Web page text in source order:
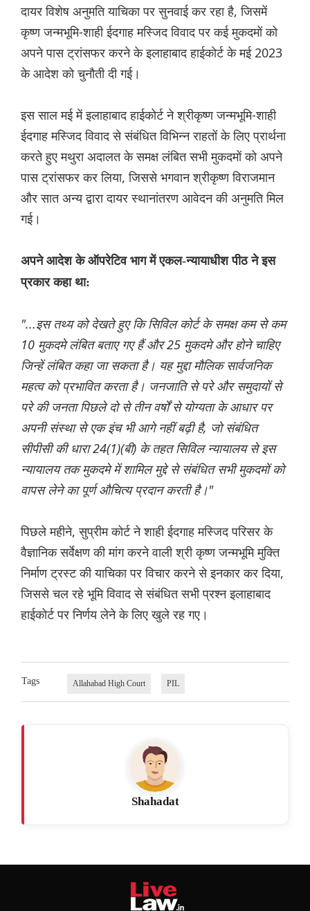
दायर विशेष अनुमति याचिका पर सुनवाई कर रहा है, जिसमें
कृष्ण जन्मभूमि-शाही ईदगाह मस्जिद विवाद पर कई मुकदमों को
अपने पास ट्रांसफर करने के इलाहाबाद हाईकोर्ट के मई 2023
के आदेश को चुनौती दी गई।
इस साल मई में इलाहाबाद हाईकोर्ट ने श्रीकृष्ण जन्मभूमि-शाही
ईदगाह मस्जिद विवाद से संबंधित विभिन्न राहतों के लिए प्रार्थना
करते हुए मथुरा अदालत के समक्ष लंबित सभी मुकदमों को अपने
पास ट्रांसफर कर लिया, जिससे भगवान श्रीकृष्ण विराजमान
और सात अन्य द्वारा दायर स्थानांतरण आवेदन की अनुमति मिल
गई।
अपने आदेश के ऑपरेटिव भाग में एकल-न्यायाधीश पीठ ने इस
प्रकार कहा था:
"...इस तथ्य को देखते हुए कि सिविल कोर्ट के समक्ष कम से कम
10 मुकदमे लंबित बताए गए हैं और 25 मुकदमे और होने चाहिए
जिन्हें लंबित कहा जा सकता है। यह मुद्दा मौलिक सार्वजनिक
महत्व को प्रभावित करता है। जनजाति से परे और समुदायों से
परे की जनता पिछले दो से तीन वर्षों से योग्यता के आधार पर
अपनी संस्था से एक इंच भी आगे नहीं बढ़ी है, जो संबंधित
सीपीसी की धारा 24(1)(बी) के तहत सिविल न्यायालय से इस
न्यायालय तक मुकदमे में शामिल मुद्दे से संबंधित सभी मुकदमों को
वापस लेने का पूर्ण औचित्य प्रदान करती है।"
पिछले महीने, सुप्रीम कोर्ट ने शाही ईदगाह मस्जिद परिसर के
वैज्ञानिक सर्वेक्षण की मांग करने वाली श्री कृष्ण जन्मभूमि मुक्ति
निर्माण ट्रस्ट की याचिका पर विचार करने से इनकार कर दिया,
जिससे चल रहे भूमि विवाद से संबंधित सभी प्रश्न इलाहाबाद
हाईकोर्ट पर निर्णय लेने के लिए खुले रह गए।
Tags Allahabad High Court PIL
Shahadat